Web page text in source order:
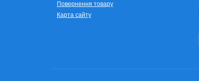
Повернення товару
Карта сайту